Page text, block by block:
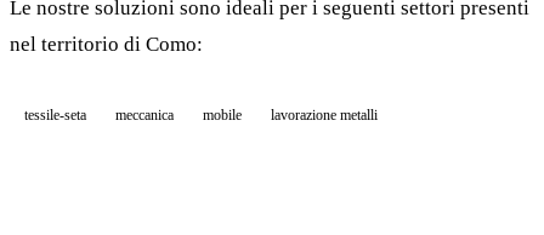
Le nostre soluzioni sono ideali per i seguenti settori presenti
nel territorio di Como:
tessile-seta meccanica mobile lavorazione metalli